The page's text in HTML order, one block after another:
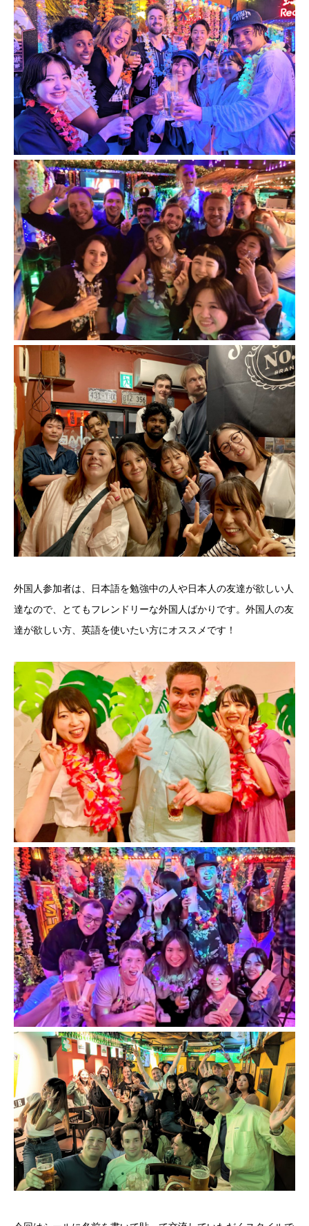
外国人参加者は、日本語を勉強中の人や日本人の友達が欲しい人
達なので、とてもフレンドリーな外国人ばかりです。外国人の友
達が欲しい方、英語を使いたい方にオススメです！